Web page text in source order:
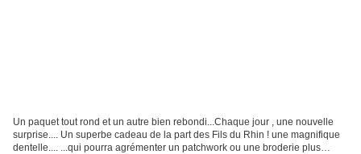
Un paquet tout rond et un autre bien rebondi...Chaque jour , une nouvelle
surprise.... Un superbe cadeau de la part des Fils du Rhin ! une magnifique
dentelle.... ...qui pourra agrémenter un patchwork ou une broderie plus